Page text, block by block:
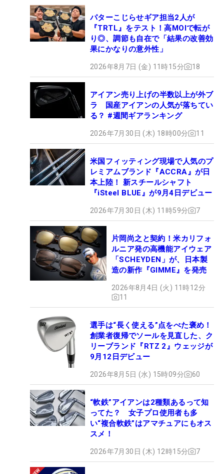
パターこじらせギア担当2人が
『TRTL』をテスト！高MOIで転が
り◎、調節も自在で「結果の改善効
果にかなりの意外性」
2026年8月7日 (金) 11時15分 18
アイアン売り上げの半数以上が外ブ
ラ 国産アイアンの人気が落ちてい
る？ #週間ギアランキング
2026年7月30日 (木) 18時00分 11
米国フィッティング現場で人気のプ
レミアムブランド『ACCRA』が日
本上陸！ 新スチールシャフト
『iSteel BLUE』が9月4日デビュー
2026年7月30日 (木) 11時59分 7
片岡尚之と契約！米カリフォ
ルニア発の高機能アイウェア
「SCHEYDEN」が、日本製
造の新作『GIMME』を発売
2026年8月4日 (火) 11時12分
11
選手は“長く使える”点をべた褒め！
創業者復帰でソールを見直した、ク
リーブランド『RTZ 2』ウェッジが
9月12日デビュー
2026年8月5日 (水) 15時09分 60
“軟鉄”アイアンは2種類あるって知
ってた？ 女子プロ使用者も多
い“複合軟鉄”はアマチュアにもオス
スメ！
2026年7月30日 (木) 12時15分 7